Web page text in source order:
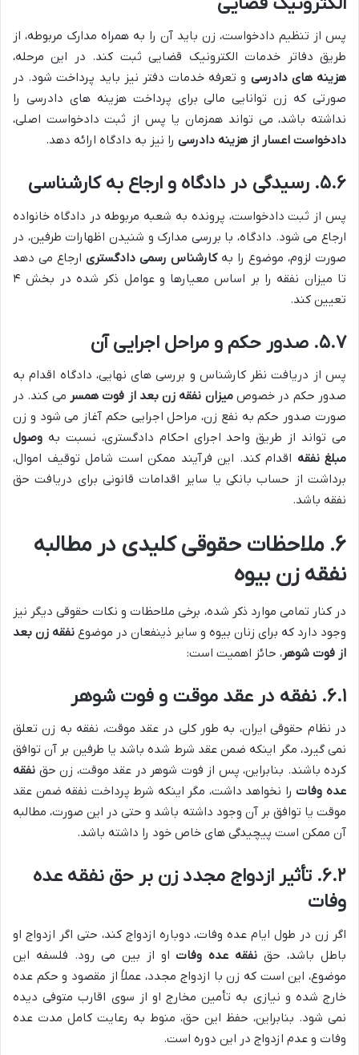
پس از تنظیم دادخواست، زن باید آن را به همراه مدارک مربوطه، از
طریق دفاتر خدمات الکترونیک قضایی ثبت کند. در این مرحله،
هزینه های دادرسی و تعرفه خدمات دفتر نیز باید پرداخت شود. در
صورتی که زن توانایی مالی برای پرداخت هزینه های دادرسی را
نداشته باشد، می تواند همزمان یا پس از ثبت دادخواست اصلی،
دادخواست اعسار از هزینه دادرسی را نیز به دادگاه ارائه دهد.
۵.۶. رسیدگی در دادگاه و ارجاع به کارشناسی
پس از ثبت دادخواست، پرونده به شعبه مربوطه در دادگاه خانواده
ارجاع می شود. دادگاه، با بررسی مدارک و شنیدن اظهارات طرفین، در
صورت لزوم، موضوع را بهکارشناس رسمی دادگستری ارجاع می دهد
تا میزان نفقه را بر اساس معیارها و عوامل ذکر شده در بخش ۴
تعیین کند.
۵.۷. صدور حکم و مراحل اجرایی آن
پس از دریافت نظر کارشناس و بررسی های نهایی، دادگاه اقدام به
صدور حکم در خصوصمیزان نفقه زن بعد از فوت همسر می کند. در
صورت صدور حکم به نفع زن، مراحل اجرایی حکم آغاز می شود و زن
می تواند از طریق واحد اجرای احکام دادگستری، نسبت به وصول
مبلغ نفقه اقدام کند. این فرآیند ممکن است شامل توقیف اموال،
برداشت از حساب بانکی یا سایر اقدامات قانونی برای دریافت حق
نفقه باشد.
۶. ملاحظات حقوقی کلیدی در مطالبه
نفقه زن بیوه
در کنار تمامی موارد ذکر شده، برخی ملاحظات و نکات حقوقی دیگر نیز
وجود دارد که برای زنان بیوه و سایر ذینفعان در موضوع نفقه زن بعد
از فوت شوهر، حائز اهمیت است:
۶.۱. نفقه در عقد موقت و فوت شوهر
در نظام حقوقی ایران، به طور کلی در عقد موقت، نفقه به زن تعلق
نمی گیرد، مگر اینکه ضمن عقد شرط شده باشد یا طرفین بر آن توافق
کرده باشند. بنابراین، پس از فوت شوهر در عقد موقت، زن حق نفقه
عده وفات را نخواهد داشت، مگر اینکه شرط پرداخت نفقه ضمن عقد
موقت یا توافق بر آن وجود داشته باشد و حتی در این صورت، مطالبه
آن ممکن است پیچیدگی های خاص خود را داشته باشد.
۶.۲. تأثیر ازدواج مجدد زن بر حق نفقه عده
وفات
اگر زن در طول ایام عده وفات، دوباره ازدواج کند، حتی اگر ازدواج او
باطل باشد، حق نفقه عده وفات او از بین می رود. فلسفه این
موضوع، این است که زن با ازدواج مجدد، عملاً از مقصود و حکم عده
خارج شده و نیازی به تأمین مخارج او از سوی اقارب متوفی دیده
نمی شود. بنابراین، حفظ این حق، منوط به رعایت کامل مدت عده
وفات و عدم ازدواج در این دوره است.